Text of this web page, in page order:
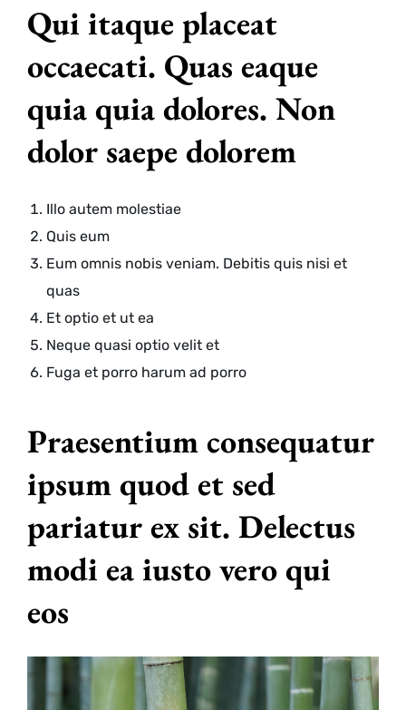
Qui itaque placeat
occaecati. Quas eaque
quia quia dolores. Non
dolor saepe dolorem
Illo autem molestiae
Quis eum
Eum omnis nobis veniam. Debitis quis nisi et
quas
Et optio et ut ea
Neque quasi optio velit et
Fuga et porro harum ad porro
Praesentium consequatur
ipsum quod et sed
pariatur ex sit. Delectus
modi ea iusto vero qui
eos